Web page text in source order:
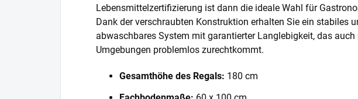
Lebensmittelzertifizierung ist dann die ideale Wahl für
Dank der verschraubten Konstruktion erhalten Sie ein stabiles
abwaschbares System mit garantierter Langlebigkeit, das
Umgebungen problemlos zurechtkommt.
Gesamthöhe des Regals: 180 cm